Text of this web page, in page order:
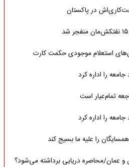
در پاکستان
استعلام موجودی حکمت کارت
را اداره کرد
تمام‌عیار است
را اداره کرد
را علیه ما بسیج کند
و عمان/محاصره دریایی برداشته می‌شود؟